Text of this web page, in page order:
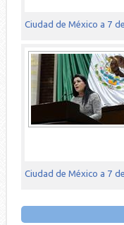
Ciudad de México a 7
Ciudad de México a 7